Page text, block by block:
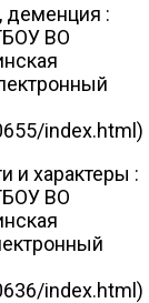
деменция :
ВО
index.html)
и характеры :
ВО
index.html)